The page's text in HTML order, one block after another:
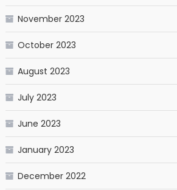
November 2023
October 2023
August 2023
July 2023
June 2023
January 2023
December 2022